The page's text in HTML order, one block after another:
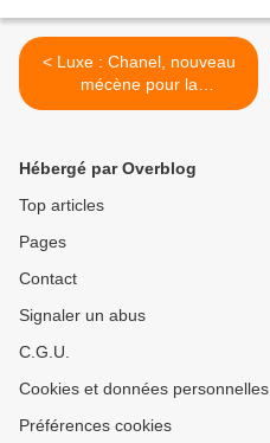
< Luxe : Chanel, nouveau
mécène pour la
transformation de l'Opéra
Hébergé par Overblog
Top articles
Pages
Contact
Signaler un abus
C.G.U.
Cookies et données personnelles
Préférences cookies